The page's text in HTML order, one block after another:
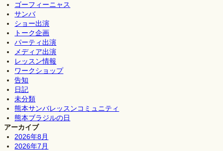
ゴーフィーニャス
サンバ
ショー出演
トーク企画
パーティ出演
メディア出演
レッスン情報
ワークショップ
告知
日記
未分類
熊本サンバレッスンコミュニティ
熊本ブラジルの日
アーカイブ
2026年8月
2026年7月